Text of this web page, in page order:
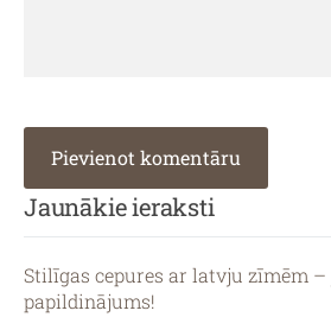
Jaunākie ieraksti
Stilīgas cepures ar latvju zīmēm –
papildinājums!